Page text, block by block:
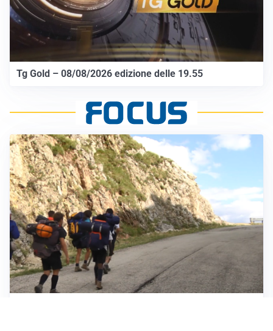
Tg Gold – 08/08/2026 edizione delle 19.55